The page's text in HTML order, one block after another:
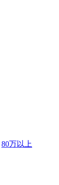
80万以上